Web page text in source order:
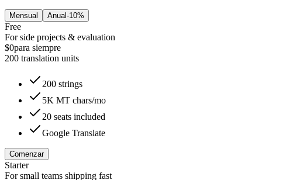
Mensual Anual -10%
Free
For side projects & evaluation
$0para siempre
200 translation units
200 strings
5K MT chars/mo
20 seats included
Google Translate
Comenzar
Starter
For small teams shipping fast